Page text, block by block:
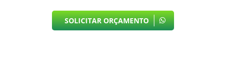
SOLICITAR ORÇAMENTO